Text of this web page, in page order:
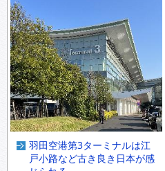
羽田空港第3ターミナルは江
戸小路など古き良き日本が感